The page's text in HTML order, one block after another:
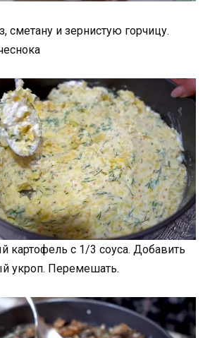
сметану и зернистую горчицу.
картофель с 1/3 соуса. Добавить
укроп. Перемешать.